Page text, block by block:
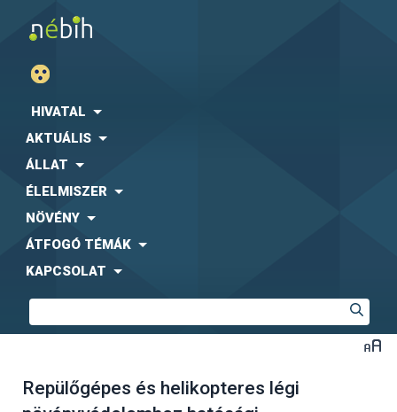
HIVATAL
AKTUÁLIS
ÁLLAT
ÉLELMISZER
NÖVÉNY
ÁTFOGÓ TÉMÁK
KAPCSOLAT
Repülőgépes és helikopteres légi